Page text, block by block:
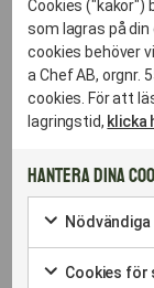
VÄLJ ER
LUNCH
Cookies ("kakor")
som lagras på
cookies behöver
a Chef AB, orgnr.
cookies. För att
lagringstid, klicka
Hantera dina
att Cookies för